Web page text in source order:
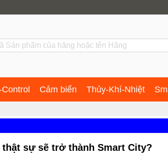
Cảm biến Thủy-Khí-Nhiệt
sự sẽ trở thành Smart City?